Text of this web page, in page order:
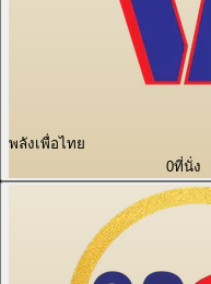
พลังเพื่อไทย
0ที่นั่ง